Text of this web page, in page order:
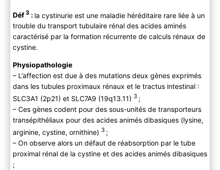
Anamnèse
Examen physique
B ) Paraclinique
C ) Diagnostic différentiel
3) Evolution
A) Histoire naturelle
B) Complications
4) PEC
A ) Traitement
B) Suivi
Déf3 : la cystinurie est une maladie héréditaire rare liée à un
trouble du transport tubulaire rénal des acides aminés
caractérisé par la formation récurrente de calculs rénaux de
cystine.
Physiopathologie
– L’affection est due à des mutations deux gènes exprimés
dans les tubules proximaux rénaux et le tractus intestinal :
SLC3A1 (2p21) et SLC7A9 (19q13.11) 3 ;
– Ces gènes codent pour des sous-unités de transporteurs
transépithéliaux pour des acides animés dibasiques (lysine,
arginine, cystine, ornithine) 3 ;
– On observe alors un défaut de réabsorption par le tube
proximal rénal de la cystine et des acides animés dibasiques
;